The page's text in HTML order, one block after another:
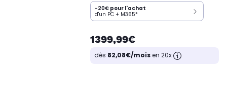
-20€ pour l'achat
d'un PC + M365*
1399,99€
dès 82,08€/moisen 20x